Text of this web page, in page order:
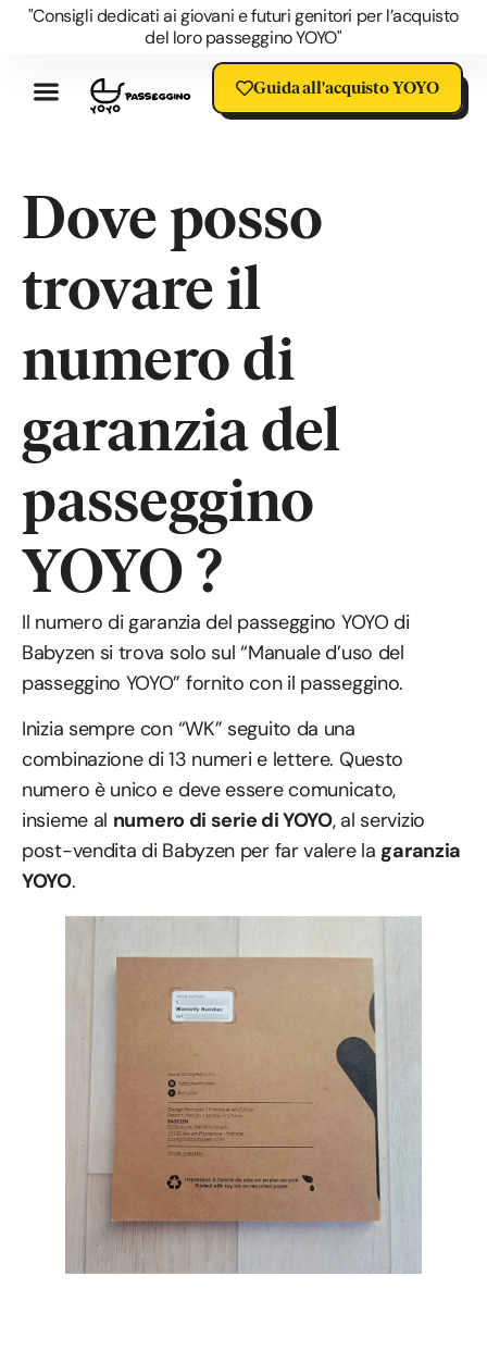
"Consigli dedicati ai giovani e futuri genitori per l’acquisto
del loro passeggino YOYO"
Guida all'acquisto YOYO
Dove posso
trovare il
numero di
garanzia del
passeggino
YOYO ?
Il numero di garanzia del passeggino YOYO di
Babyzen si trova solo sul “Manuale d’uso del
passeggino YOYO” fornito con il passeggino.
Inizia sempre con “WK” seguito da una
combinazione di 13 numeri e lettere. Questo
numero è unico e deve essere comunicato,
insieme al numero di serie di YOYO, al servizio
post-vendita di Babyzen per far valere la garanzia
YOYO.